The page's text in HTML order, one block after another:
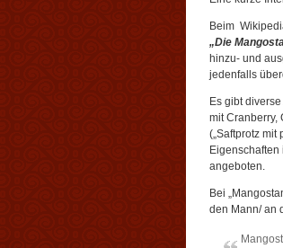
Beim
„Die
hinzu- und
jedenfalls
Es gibt
mit Cranberry,
(„Saftprotz mit
angeboten.
Bei
den Mann/ an